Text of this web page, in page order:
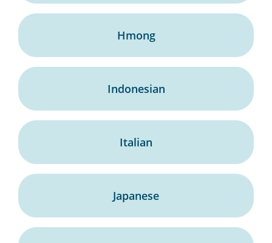
Hmong
Indonesian
Italian
Japanese